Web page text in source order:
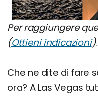
Per raggiungere
(Ottieni indicazioni).
Che ne dite di fare
ora? A Las Vegas